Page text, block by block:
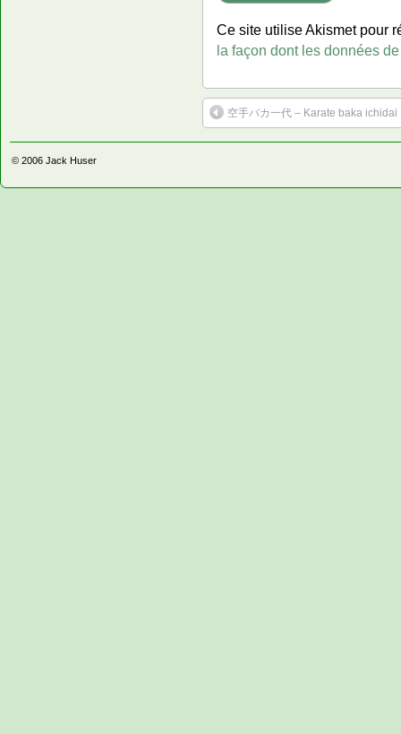
Ce site utilise Akismet pour
la façon dont les données
空手バカ一代 – Karate baka ichidai
© 2006 Jack Huser